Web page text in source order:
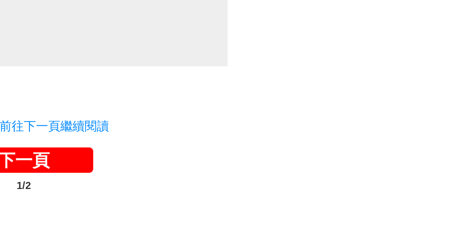
往下一頁繼續閱讀
一頁
1/2